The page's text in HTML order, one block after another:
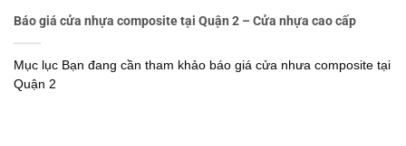
Báo giá cửa nhựa composite tại Quận 2 – Cửa nhựa cao cấp
Mục lục Bạn đang cần tham khảo báo giá cửa nhưa composite tại
Quận 2